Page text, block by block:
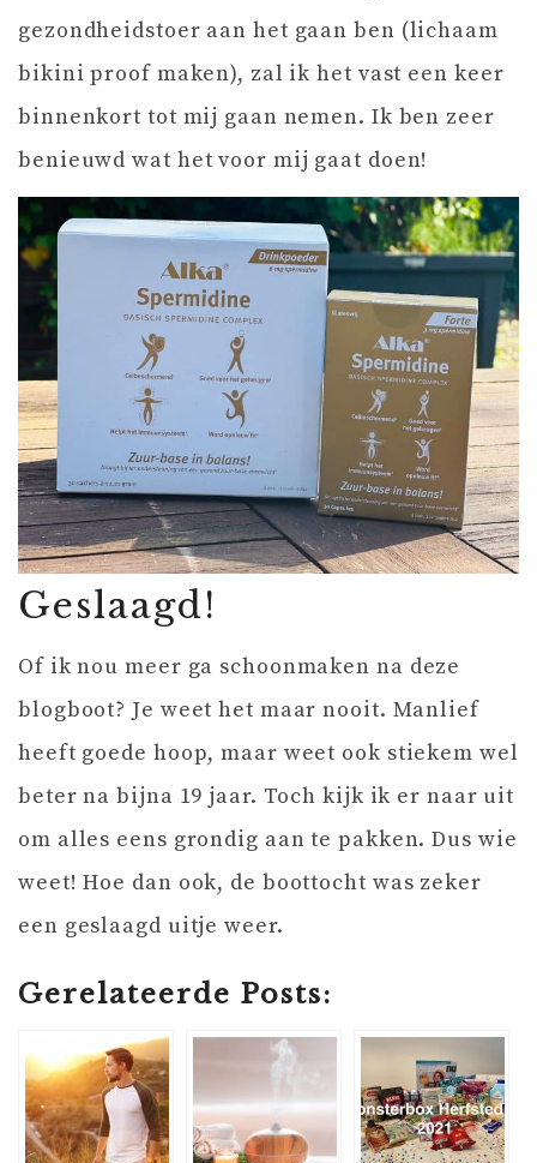
gezondheidstoer aan het gaan ben (lichaam
bikini proof maken), zal ik het vast een keer
binnenkort tot mij gaan nemen. Ik ben zeer
benieuwd wat het voor mij gaat doen!
Geslaagd!
Of ik nou meer ga schoonmaken na deze
blogboot? Je weet het maar nooit. Manlief
heeft goede hoop, maar weet ook stiekem wel
beter na bijna 19 jaar. Toch kijk ik er naar uit
om alles eens grondig aan te pakken. Dus wie
weet! Hoe dan ook, de boottocht was zeker
een geslaagd uitje weer.
Gerelateerde Posts: